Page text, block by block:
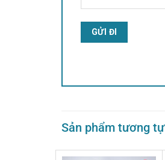
Sản phẩm tương tự